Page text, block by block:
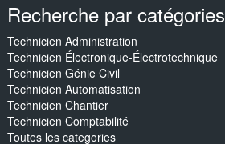
Recherche par catégories
Technicien Administration
Technicien Électronique-Électrotechnique
Technicien Génie Civil
Technicien Automatisation
Technicien Chantier
Technicien Comptabilité
Toutes les categories